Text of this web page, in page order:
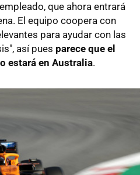
que ahora entrará
El equipo coopera con
para ayudar con las
así pues parece que el
estará en Australia.